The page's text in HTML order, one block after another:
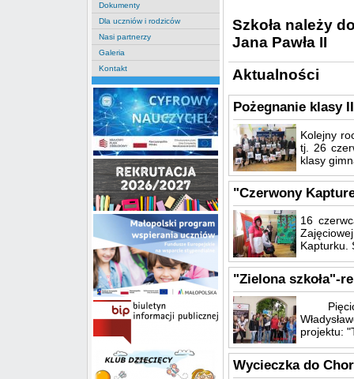
Dokumenty
Dla uczniów i rodziców
Nasi partnerzy
Galeria
Kontakt
Szkoła należy
Jana Pawła II
Aktualności
Pożegnanie klasy
Kolejny
tj. 26
klasy
"Czerwony
16
Kapturku.
"Zielona szkoła"-
projektu:
Wycieczka do